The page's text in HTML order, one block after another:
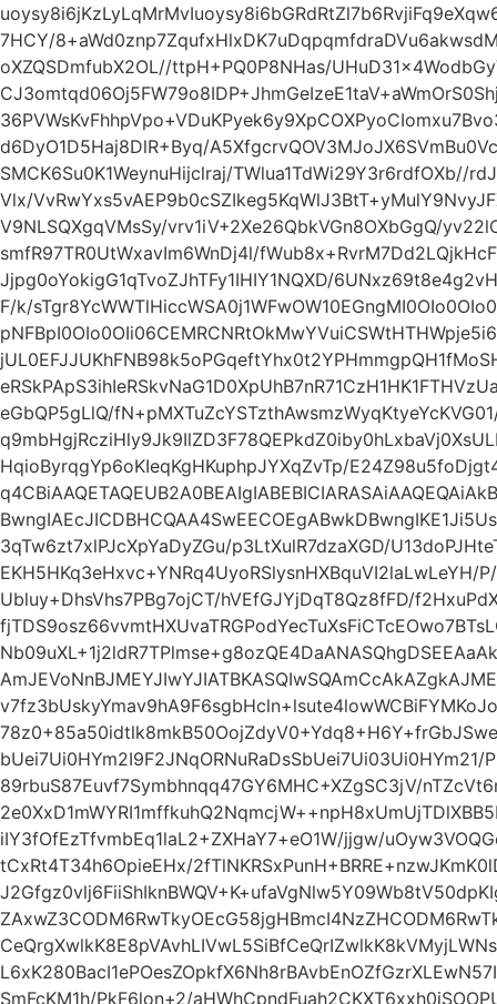
7HCY/
oXZQSDmfubX2OL//ttpH+PQ0P8NHas/
d6DyO1D5Haj8DlR+Byq/
SMCK6Su0K1WeynuHijclraj/TWlua1TdWi29Y3r6rdfOXb//
Vlx/
V9NLSQXgqVMsSy/vrv1iV+2Xe26QbkVGn8OXbGgQ/
smfR97TR0UtWxavIm6WnDj4l/
Jjpg0oYokigG1qTvoZJhTFy1IHIY1NQXD/
F/k/
eGbQP5gLlQ/
HqioByrqgYp6oKIeqKgHKuphpJYXqZvTp/
3qTw6zt7xlPJcXpYaDyZGu/p3LtXulR7dzaXGD/
EKH5HKq3eHxvc+YNRq4UyoRSlysnHXBquVI2laLwLeYH/
Ubluy+DhsVhs7PBg7ojCT/hVEfGJYjDqT8Qz8fFD/
bUei7Ui0HYm2I9F2JNqORNuRaDsSbUei7Ui03Ui0HYm21/
89rbuS87Euvf7Symbhnqq47GY6MHC+XZgSC3jV/
iIY3fOfEzTfvmbEq1laL2+ZXHaY7+eO1W/jjgw/
tCxRt4T34h6OpieEHx/
SmFcKM1h/PkF6lon+2/